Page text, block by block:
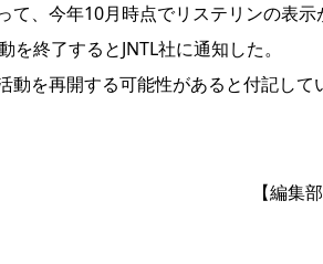
て、今年10月時点でリステリンの表示
終了するとJNTL社に通知した。
を再開する可能性があると付記して
【編集